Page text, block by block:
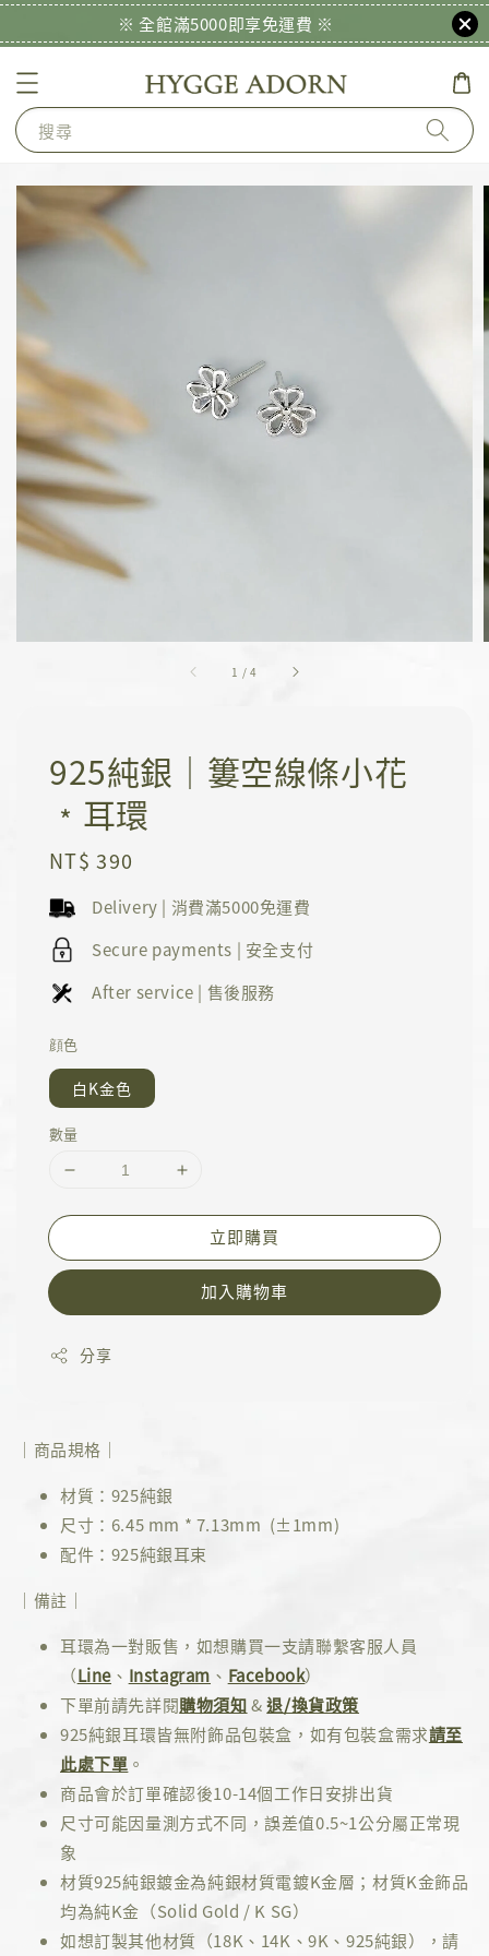
※ 全館滿5000即享免運費 ※
搜尋
1 /4
925純銀｜簍空線條小花
﹡耳環
Regular
NT$ 390
Delivery | 消費滿5000免運費
Secure payments | 安全支付
After service | 售後服務
顔色
白K金色
數量
立即購買
加入購物車
分享
｜商品規格｜
材質：925純銀
尺寸：6.45 mm * 7.13mm (±1mm)
配件：925純銀耳束
｜備註｜
耳環為一對販售，如想購買一支請聯繫客服人員
（Line 、 Instagram 、 Facebook）
下單前請先詳閱購物須知&退/換貨政策
925純銀耳環皆無附飾品包裝盒，如有包裝盒需求請至
此處下單 。
商品會於訂單確認後10-14個工作日安排出貨
尺寸可能因量測方式不同，誤差值0.5~1公分屬正常現
象
材質925純銀鍍金為純銀材質電鍍K金層；材質K金飾品
均為純K金（Solid Gold / K SG）
如想訂製其他材質（18K、14K、9K、925純銀），請